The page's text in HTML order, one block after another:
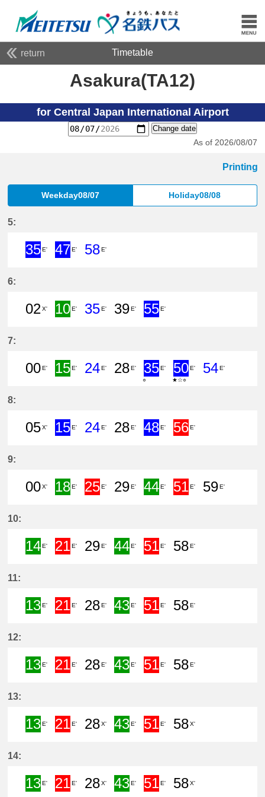
return Timetable
Asakura(TA12)
for Central Japan International Airport
Change date
As of 2026/08/07
Printing
Weekday08/07 Holiday08/08
5:
35E'
47E'
58E'
6:
02X'
10E'
35E'
39E'
55E'
7:
00
0分はつ LocalCentral Japan
E'
15
15分はつ Semi
E'
24
24分はつ Rapid
E'
28
28分はつ
E'
35E'
○
50E'
★☆○
54E'
8:
05X'
15E'
24E'
28E'
48E'
56E'
9:
00X'
18E'
25E'
29E'
44E'
51E' 59E'
10:
14E'
21E'
29E'
44E'
51E'
58E'
11:
13E'
21E'
28E'
43E'
51E'
58E'
12:
13E'
21E'
28E'
43E'
51E'
58E'
13:
13E'
21E'
28X'
43E'
51E'
58X'
14:
13E'
21E'
28X'
43E'
51E'
58X'